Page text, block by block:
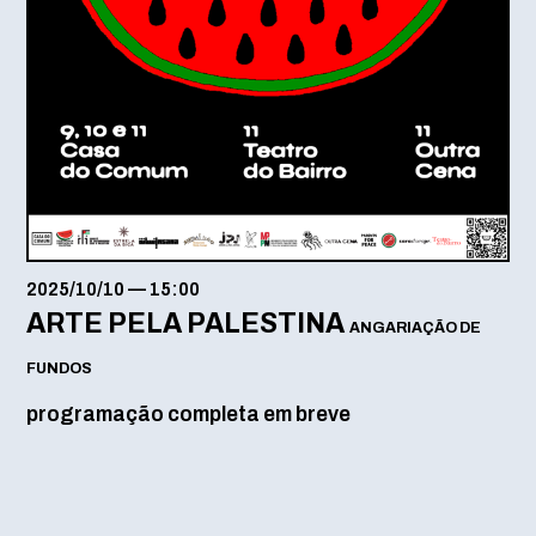
2025/10/10 — 15:00
ARTE PELA PALESTINA ANGARIAÇÃO DE
FUNDOS
programação completa em breve